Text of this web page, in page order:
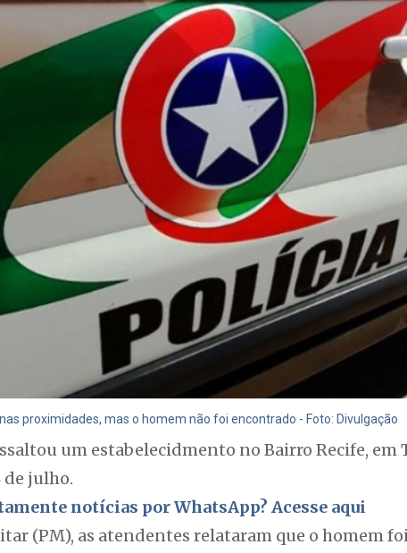
proximidades, mas o homem não foi encontrado - Foto: Divulgação
um estabelecidmento no Bairro Recife, em
julho.
notícias por WhatsApp? Acesse aqui
(PM), as atendentes relataram que o homem